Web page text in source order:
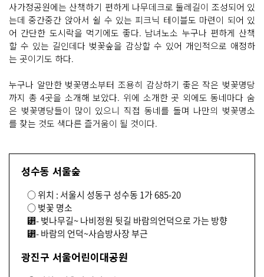
사가정공원에는 산책하기 편하게 나무데크로 둘레길이 조성되어 있
는데 중간중간 앉아서 쉴 수 있는 피크닉 테이블도 마련이 되어 있
어 간단한 도시락을 먹기에도 좋다. 남녀노소 누구나 편하게 산책
할 수 있는 길인데다 벚꽃숲을 감상할 수 있어 개인적으로 애정하
는 곳이기도 하다.
누구나 알만한 벚꽃명소부터 조용히 감상하기 좋은 작은 벚꽃명당
까지 총 4곳을 소개해 보았다. 위에 소개한 곳 외에도 동네마다 숨
은 벚꽃명당들이 많이 있으니 직접 동네를 돌며 나만의 벚꽃명소
를 찾는 것도 색다른 즐거움이 될 것이다.
성수동 서울숲
○ 위치 : 서울시 성동구 성수동 1가 685-20
○ 벚꽃 명소
⁲- 벚나무길~ 나비정원 뒷길 바람의언덕으로 가는 방향
⁲- 바람의 언덕~사슴방사장 부근
광진구 서울어린이대공원